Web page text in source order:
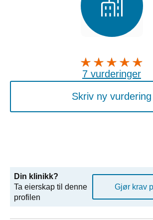
7 vurderinger
Skriv ny vurdering
Din klinikk?
Ta eierskap til denne
profilen
Gjør krav